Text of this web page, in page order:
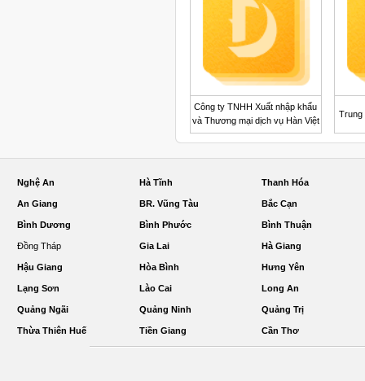
Công ty TNHH Xuất nhập khẩu
và Thương mại dịch vụ Hàn Việt
Trung
Nghệ An Hà Tĩnh Thanh Hóa
An Giang BR. Vũng Tàu Bắc Cạn
Bình Dương Bình Phước Bình Thuận
Đồng Tháp Gia Lai Hà Giang
Hậu Giang Hòa Bình Hưng Yên
Lạng Sơn Lào Cai Long An
Quảng Ngãi Quảng Ninh Quảng Trị
Thừa Thiên Huế Tiền Giang Cần Thơ